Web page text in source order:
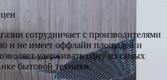
сотрудничает с производителями
и не имеет оффлайн площадей и
удерживать одну из самых
бытовой техники.